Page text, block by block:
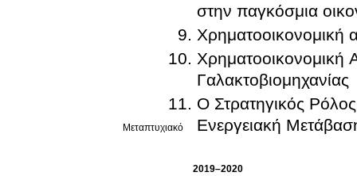
Μεταπτυχιακό
στην παγκόσμια
Χρηματοοικονομική
Χρηματοοικονομική
Γαλακτοβιομηχανίας
Ο Στρατηγικός
Ενεργειακή
2019–2020